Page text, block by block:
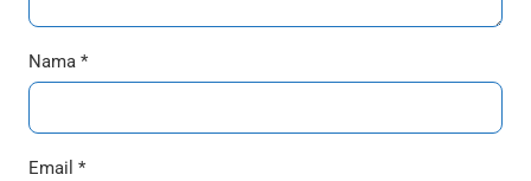
Nama *
Email *